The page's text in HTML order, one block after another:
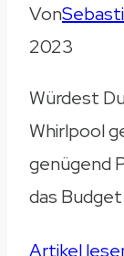
Von
2023
Würdest
Whirlpool
genügend
das
Artikel